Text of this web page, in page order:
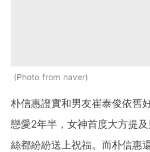
Photo from naver
朴信惠證實和男友崔泰俊依舊
戀愛2年半，女神首度大方提
絲都紛紛送上祝福。而朴信惠